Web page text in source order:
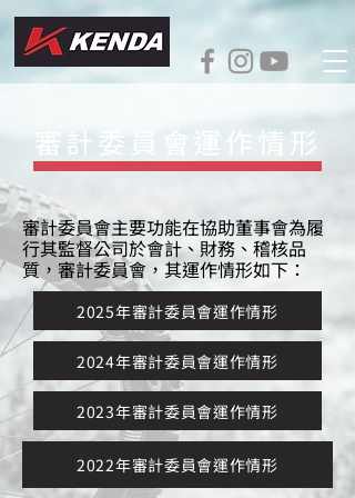
審計委員會運作情形
審計委員會主要功能在協助董事會為履
行其監督公司於會計、財務、稽核品
質，審計委員會，其運作情形如下：
2025年審計委員會運作情形
2024年審計委員會運作情形
2023年審計委員會運作情形
2022年審計委員會運作情形